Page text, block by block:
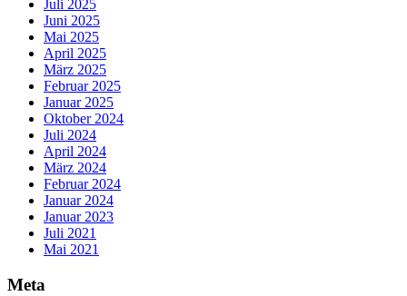
Juli 2025
Juni 2025
Mai 2025
April 2025
März 2025
Februar 2025
Januar 2025
Oktober 2024
Juli 2024
April 2024
März 2024
Februar 2024
Januar 2024
Januar 2023
Juli 2021
Mai 2021
Meta